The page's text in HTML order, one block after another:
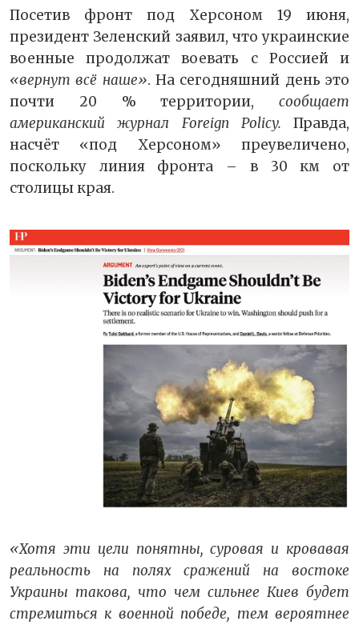
Посетив фронт под Херсоном 19 июня,
президент Зеленский заявил, что украинские
военные продолжат воевать с Россией и
«вернут всё наше». На сегодняшний день это
почти 20 % территории, сообщает
американский журнал Foreign Policy. Правда,
насчёт «под Херсоном» преувеличено,
поскольку линия фронта – в 30 км от
столицы края.
«Хотя эти цели понятны, суровая и кровавая
реальность на полях сражений на востоке
Украины такова, что чем сильнее Киев будет
стремиться к военной победе, тем вероятнее